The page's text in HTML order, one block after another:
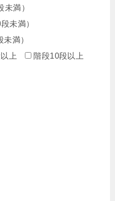
満）
未満）
満）
上
階段10段以上